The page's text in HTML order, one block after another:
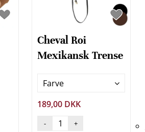
Cheval Roi
Mexikansk Trense
Farve
189,00 DKK
- +